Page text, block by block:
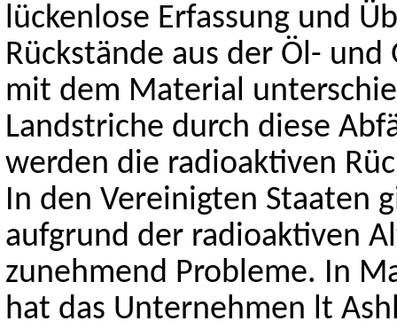
lückenlose Erfassung und
Rückstände aus der Öl-
mit dem Material
Landstriche durch diese
werden die radioaktiven
In den Vereinigten Staaten
aufgrund der radioaktiven
zunehmend Probleme. In
hat das Unternehmen lt